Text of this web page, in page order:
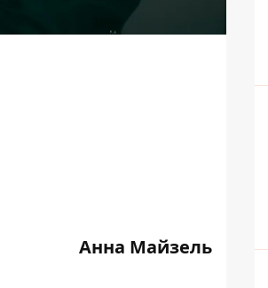
Анна Майзель